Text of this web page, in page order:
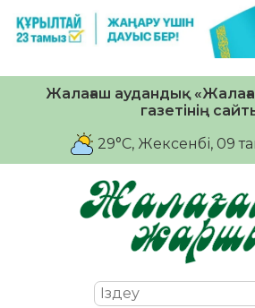
Жалағаш аудандық
газетінің
29°C, Жексенбі, 09